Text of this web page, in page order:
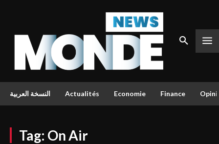
النسخة العربية Actualités Economie Finance
Tag: On Air